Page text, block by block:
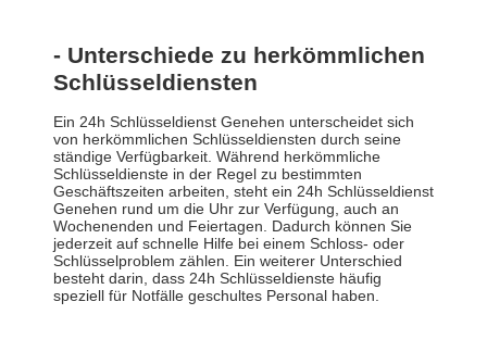
- Unterschiede zu herkömmlichen
Schlüsseldiensten
Ein 24h Schlüsseldienst Genehen unterscheidet sich
von herkömmlichen Schlüsseldiensten durch seine
ständige Verfügbarkeit. Während herkömmliche
Schlüsseldienste in der Regel zu bestimmten
Geschäftszeiten arbeiten, steht ein 24h Schlüsseldienst
Genehen rund um die Uhr zur Verfügung, auch an
Wochenenden und Feiertagen. Dadurch können Sie
jederzeit auf schnelle Hilfe bei einem Schloss- oder
Schlüsselproblem zählen. Ein weiterer Unterschied
besteht darin, dass 24h Schlüsseldienste häufig
speziell für Notfälle geschultes Personal haben.